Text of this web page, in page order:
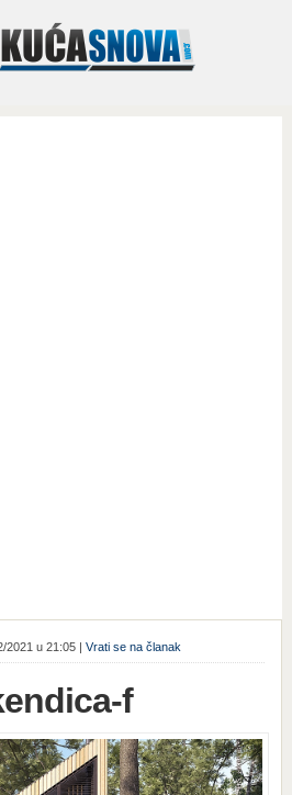
2021 u 21:05 | Vrati se na članak
f